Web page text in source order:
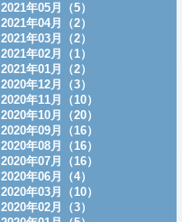
2021年05月（5）
2021年04月（2）
2021年03月（2）
2021年02月（1）
2021年01月（2）
2020年12月（3）
2020年11月（10）
2020年10月（20）
2020年09月（16）
2020年08月（16）
2020年07月（16）
2020年06月（4）
2020年03月（10）
2020年02月（3）